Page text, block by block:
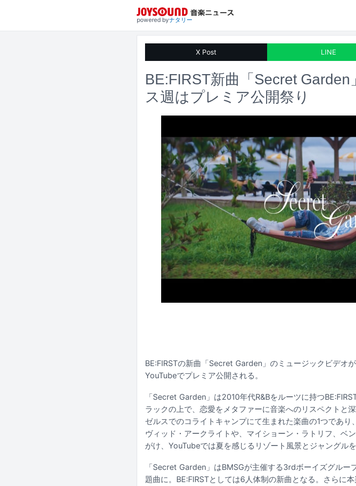
powered byナタリー
X Post LINE
BE:FIRST新曲「Secret
ス週はプレミア公開祭り
BE:FIRSTの新曲「Secret Garden」のミュージックビデオ
YouTubeでプレミア公開される。
「Secret Garden」は2010年代R&Bをルーツに持つ
ラックの上で、恋愛をメタファーに音楽へのリスペクトと
ゼルスでのコライトキャンプにて生まれた楽曲の1つであ
ヴィッド・アークライトや、マイショーン・ラトリフ、ベ
がけ、YouTubeでは夏を感じるリゾート風景とジャングル
「Secret Garden」はBMSGが主催する3rdボーイズグル
題曲に。BE:FIRSTとしては6人体制の新曲となる。さらに